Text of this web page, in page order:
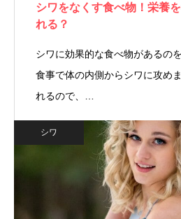
シワをなくす食べ物！栄養
れる？
シワに効果的な食べ物があるの
食事で体の内側からシワに攻め
れるので、…
シワ